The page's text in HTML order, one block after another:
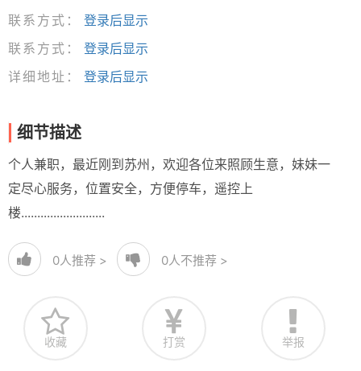
联系方式：
登录后显示
联系方式：
登录后显示
详细地址：
登录后显示
细节描述
个人兼职，最近刚到苏州，欢迎各位来照顾生意，妹妹一
定尽心服务，位置安全，方便停车，遥控上
楼..........................
0人推荐 > 0人不推荐 >
收藏 打赏 举报